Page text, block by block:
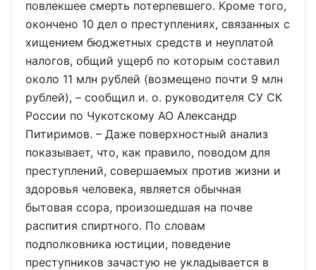
повлекшее смерть потерпевшего. Кроме того,
окончено 10 дел о преступлениях, связанных с
хищением бюджетных средств и неуплатой
налогов, общий ущерб по которым составил
около 11 млн рублей (возмещено почти 9 млн
рублей), – сообщил и. о. руководителя СУ СК
России по Чукотскому АО Александр
Питиримов. – Даже поверхностный анализ
показывает, что, как правило, поводом для
преступлений, совершаемых против жизни и
здоровья человека, является обычная
бытовая ссора, произошедшая на почве
распития спиртного. По словам
подполковника юстиции, поведение
преступников зачастую не укладывается в